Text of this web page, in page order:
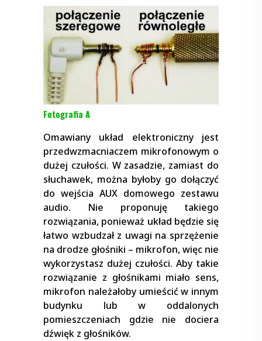
Fotografia A
Omawiany układ elektroniczny jest
przedwzmacniaczem mikrofonowym o
dużej czułości. W zasadzie, zamiast do
słuchawek, można byłoby go dołączyć
do wejścia AUX domowego zestawu
audio. Nie proponuję takiego
rozwiązania, ponieważ układ będzie się
łatwo wzbudzał z uwagi na sprzężenie
na drodze głośniki – mikrofon, więc nie
wykorzystasz dużej czułości. Aby takie
rozwiązanie z głośnikami miało sens,
mikrofon należałoby umieścić w innym
budynku lub w oddalonych
pomieszczeniach gdzie nie dociera
dźwięk z głośników.